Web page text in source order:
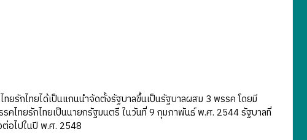
ยรักไทยได้เป็นแกนนำจัดตั้งรัฐบาลขึ้นเป็นรัฐบาลผสม 3 พรรค โดยมี
คไทยรักไทยเป็นนายกรัฐมนตรี ในวันที่ 9 กุมภาพันธ์ พ.ศ. 2544 รัฐบาลที่
อไปในปี พ.ศ. 2548